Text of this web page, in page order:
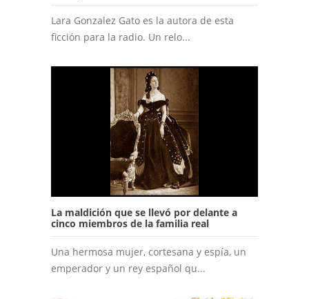
Lara Gonzalez Gato es la autora de esta
ficción para la radio. Un relo...
La maldición que se llevó por delante a
cinco miembros de la familia real
Una hermosa mujer, cortesana y espía, un
emperador y un rey español qu...